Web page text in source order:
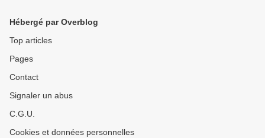
Hébergé par Overblog
Top articles
Pages
Contact
Signaler un abus
C.G.U.
Cookies et données personnelles